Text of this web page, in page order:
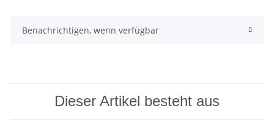
Benachrichtigen, wenn verfügbar
Dieser Artikel besteht aus